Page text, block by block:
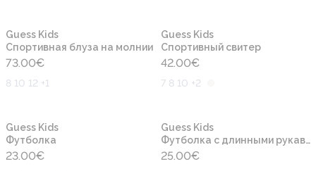
Guess Kids
Спортивная блуза на молнии
73.00€
8 10 12 +1
Guess Kids
Cпортивный свитер
42.00€
7 8 10 +2
Guess Kids
Футболка
23.00€
Guess Kids
Футболка с длинными рукавами
25.00€